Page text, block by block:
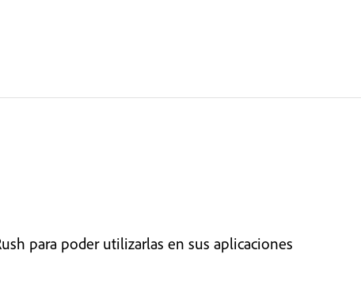
para poder utilizarlas en sus aplicaciones